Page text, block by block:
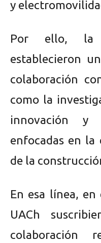
y
Por ello, la
establecieron
colaboración
como la
innovación y
enfocadas en la
de la
En esa línea, en
UACh
colaboración